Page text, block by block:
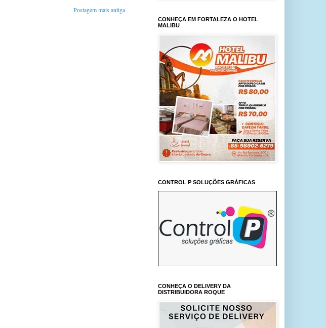
Postagem mais antiga
CONHEÇA EM FORTALEZA O HOTEL
MALIBU
CONTROL P SOLUÇÕES GRÁFICAS
CONHEÇA O DELIVERY DA
DISTRIBUIDORA ROQUE